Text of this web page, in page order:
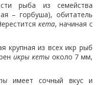
рыба из семейства
– горбуша), обитатель
кета, начиная с
крупная из всех икр рыб
икры кетыоколо 7 мм,
имеет сочный вкус и